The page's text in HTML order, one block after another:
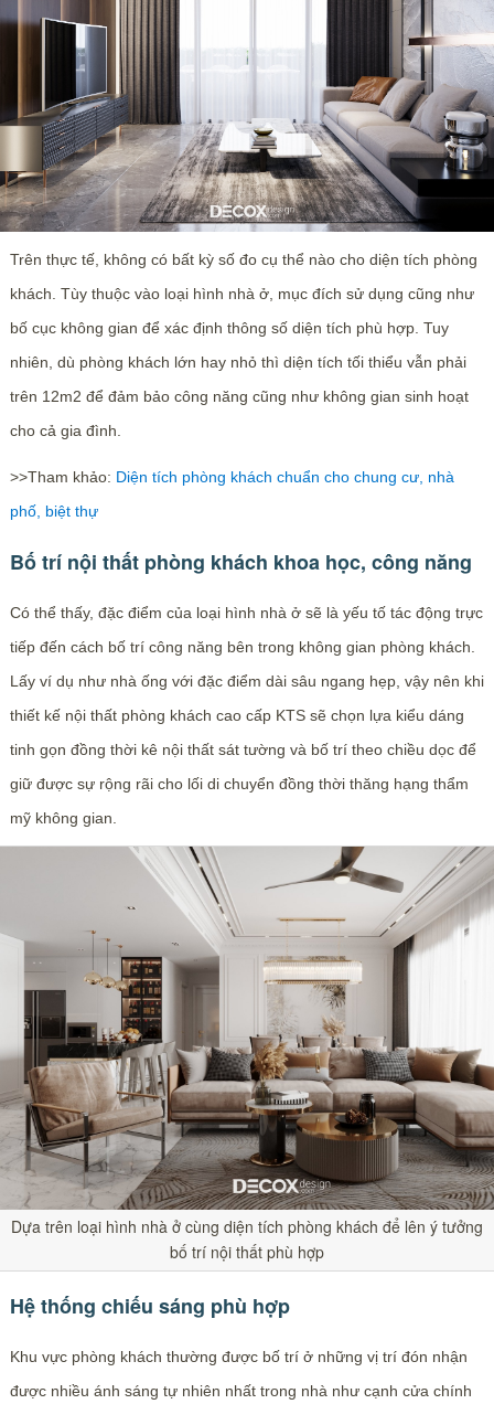
Trên thực tế, không có bất kỳ số đo cụ thể nào cho diện tích phòng
khách. Tùy thuộc vào loại hình nhà ở, mục đích sử dụng cũng như
bố cục không gian để xác định thông số diện tích phù hợp. Tuy
nhiên, dù phòng khách lớn hay nhỏ thì diện tích tối thiểu vẫn phải
trên 12m2 để đảm bảo công năng cũng như không gian sinh hoạt
cho cả gia đình.
>>Tham khảo: Diện tích phòng khách chuẩn cho chung cư, nhà
phố, biệt thự
Bố trí nội thất phòng khách khoa học, công năng
Có thể thấy, đặc điểm của loại hình nhà ở sẽ là yếu tố tác động trực
tiếp đến cách bố trí công năng bên trong không gian phòng khách.
Lấy ví dụ như nhà ống với đặc điểm dài sâu ngang hẹp, vậy nên khi
thiết kế nội thất phòng khách cao cấp KTS sẽ chọn lựa kiểu dáng
tinh gọn đồng thời kê nội thất sát tường và bố trí theo chiều dọc để
giữ được sự rộng rãi cho lối di chuyển đồng thời thăng hạng thẩm
mỹ không gian.
Dựa trên loại hình nhà ở cùng diện tích phòng khách để lên ý tưởng
bố trí nội thất phù hợp
Hệ thống chiếu sáng phù hợp
Khu vực phòng khách thường được bố trí ở những vị trí đón nhận
được nhiều ánh sáng tự nhiên nhất trong nhà như cạnh cửa chính